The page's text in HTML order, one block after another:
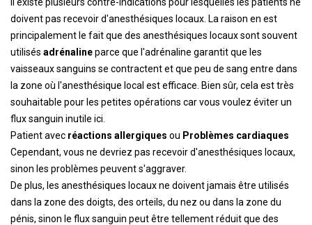
doivent pas recevoir d'anesthésiques locaux. La raison en est
principalement le fait que des anesthésiques locaux sont souvent
utilisés adrénalineparce que l'adrénaline garantit que les
vaisseaux sanguins se contractent et que peu de sang entre dans
la zone où l'anesthésique local est efficace. Bien sûr, cela est très
souhaitable pour les petites opérations car vous voulez éviter un
flux sanguin inutile ici.
Patient avec réactions allergiques ou Problèmes cardiaques
Cependant, vous ne devriez pas recevoir d'anesthésiques locaux,
sinon les problèmes peuvent s'aggraver.
De plus, les anesthésiques locaux ne doivent jamais être utilisés
dans la zone des doigts, des orteils, du nez ou dans la zone du
pénis, sinon le flux sanguin peut être tellement réduit que des